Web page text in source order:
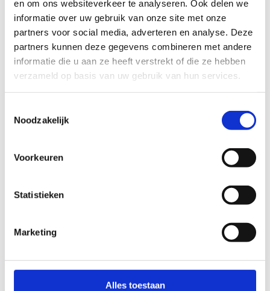
en om ons websiteverkeer te analyseren. Ook delen we
informatie over uw gebruik van onze site met onze
partners voor social media, adverteren en analyse. Deze
partners kunnen deze gegevens combineren met andere
informatie die u aan ze heeft verstrekt of die ze hebben
verzameld op basis van uw gebruik van hun services.
Noodzakelijk
Voorkeuren
Statistieken
Marketing
Alles toestaan
en de interesse naar een locatie-theater
op een bijzondere plek buiten de klassieke
schouwburg bleef groot.
Studio 100 blijft inzetten op creativiteit,
innovatie en kwalitatieve producties.
Daarom zijn ze meteen gestart met een
locatie voor een tijdelijk theater, waar
voor de buurtbewoners? Dan kan je hier